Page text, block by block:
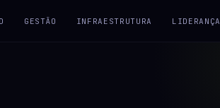
GESTÃO INFRAESTRUTURA LIDERANÇA